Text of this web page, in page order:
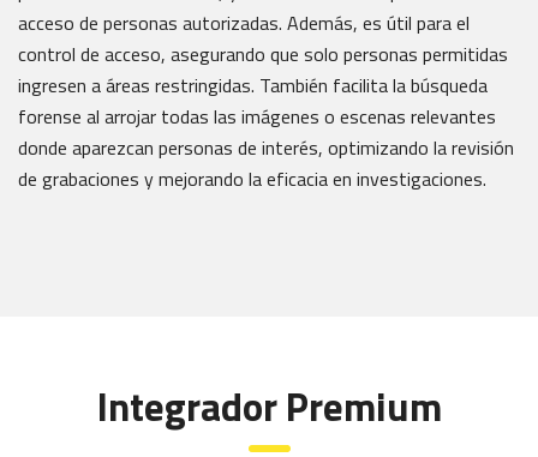
acceso de personas autorizadas. Además, es útil para el
control de acceso, asegurando que solo personas permitidas
ingresen a áreas restringidas. También facilita la búsqueda
forense al arrojar todas las imágenes o escenas relevantes
donde aparezcan personas de interés, optimizando la revisión
de grabaciones y mejorando la eficacia en investigaciones.
Integrador Premium